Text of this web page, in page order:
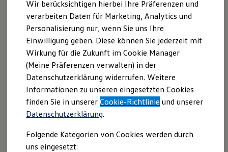
Branchenlösungen & Gewerbekunden
Umbaulösungen und Hersteller finden
Auf- und Umbauten entdecken & konfigurieren
Groß- und Sonderkunden
Großkunden
Kommunen & Behörden
Journalisten
Sportvereine
Branchenlösungen
Bau & Handwerk
Gewerbliche Personenbeförderung
Service & mobile Werkstätten
Kurier, Logistik & Handel
Kühlfahrzeuge
Feuerwehr
Spelle GmbH |
Impressum &
Rechtliches
Hier finden Sie Informationen über die
Autohaus Lampa Spelle GmbH als
verantwortliche Anbieterin von Inhalten
und Angeboten, die auf dieser Webseite
Wir berücksichtigen hierbei Ihre Präferenzen und
verarbeiten Daten für Marketing, Analytics und
Personalisierung nur, wenn Sie uns Ihre
Einwilligung geben. Diese können Sie jederzeit mit
Wirkung für die Zukunft im Cookie Manager
(Meine Präferenzen verwalten) in der
Datenschutzerklärung widerrufen. Weitere
Informationen zu unseren eingesetzten Cookies
finden Sie in unsererCookie-Richtlinie und unserer
Datenschutzerklärung.
Folgende Kategorien von Cookies werden durch
uns eingesetzt: